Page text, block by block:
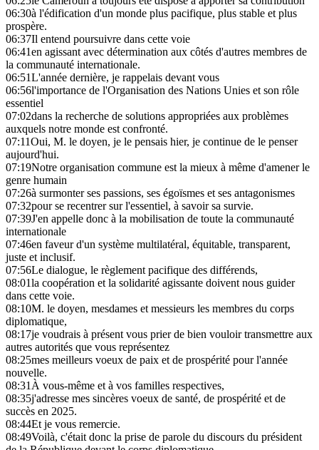
06:30à l'édification d'un monde plus pacifique, plus stable et plus
prospère.
06:37Il entend poursuivre dans cette voie
06:41en agissant avec détermination aux côtés d'autres membres de
la communauté internationale.
06:51L'année dernière, je rappelais devant vous
06:56l'importance de l'Organisation des Nations Unies et son rôle
essentiel
07:02dans la recherche de solutions appropriées aux problèmes
auxquels notre monde est confronté.
07:11Oui, M. le doyen, je le pensais hier, je continue de le penser
aujourd'hui.
07:19Notre organisation commune est la mieux à même d'amener le
genre humain
07:26à surmonter ses passions, ses égoïsmes et ses antagonismes
07:32pour se recentrer sur l'essentiel, à savoir sa survie.
07:39J'en appelle donc à la mobilisation de toute la communauté
internationale
07:46en faveur d'un système multilatéral, équitable, transparent,
juste et inclusif.
07:56Le dialogue, le règlement pacifique des différends,
08:01la coopération et la solidarité agissante doivent nous guider
dans cette voie.
08:10M. le doyen, mesdames et messieurs les membres du corps
diplomatique,
08:17je voudrais à présent vous prier de bien vouloir transmettre aux
autres autorités que vous représentez
08:25mes meilleurs voeux de paix et de prospérité pour l'année
nouvelle.
08:31À vous-même et à vos familles respectives,
08:35j'adresse mes sincères voeux de santé, de prospérité et de
succès en 2025.
08:44Et je vous remercie.
08:49Voilà, c'était donc la prise de parole du discours du président